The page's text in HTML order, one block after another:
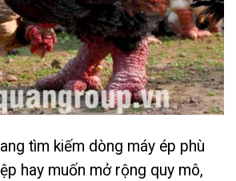
tìm kiếm dòng máy ép phù
hay muốn mở rộng quy mô,